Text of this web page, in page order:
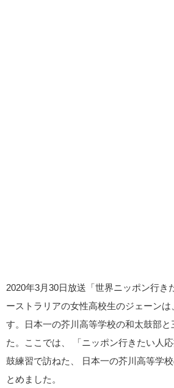
2020年3月30日放送「世界ニッポン行き
ーストラリアの女性高校生のジェーン
す。日本一の芥川高等学校の和太鼓部と
た。ここでは、 「ニッポン行きたい人
鼓練習で訪ねた、 日本一の芥川高等学
とめました。